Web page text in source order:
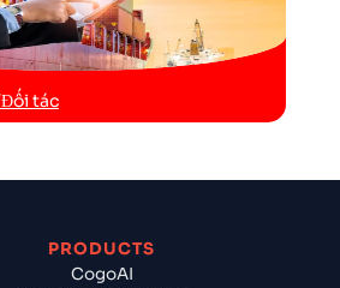
tác
PRODUCTS
CogoAI